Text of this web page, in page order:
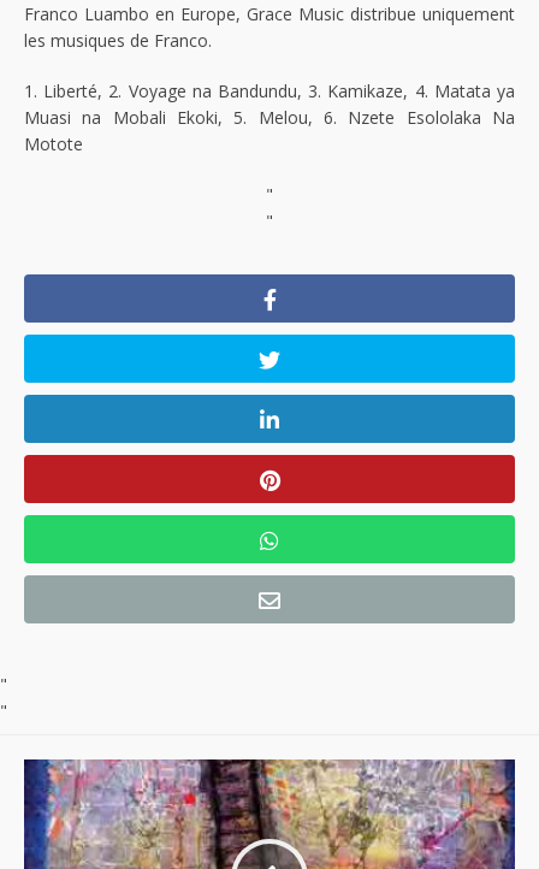
Franco Luambo en Europe, Grace Music distribue uniquement
les musiques de Franco.
1. Liberté, 2. Voyage na Bandundu, 3. Kamikaze, 4. Matata ya
Muasi na Mobali Ekoki, 5. Melou, 6. Nzete Esololaka Na
Motote
"
"
"
"